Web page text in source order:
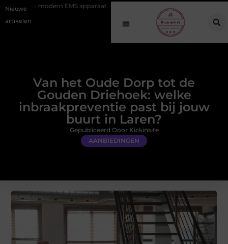
Nieuwe
artikelen
apparaat Hoe online vindbaarheid verandert in 2026
Van het Oude Dorp tot de
Gouden Driehoek: welke
inbraakpreventie past bij jouw
buurt in Laren?
AANBIEDINGEN
Gepubliceerd Door Kickinsite